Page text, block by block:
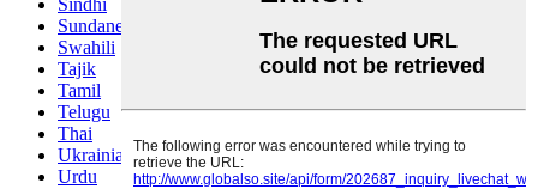
Sindhi
Sundanese
Swahili
Tajik
Tamil
Telugu
Thai
Ukrainian
Urdu